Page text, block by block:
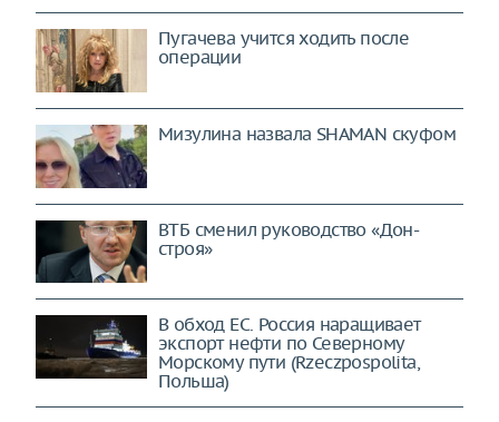
Пугачева учится ходить после
операции
Мизулина назвала SHAMAN скуфом
ВТБ сменил руководство «Дон-
строя»
В обход ЕС. Россия наращивает
экспорт нефти по Северному
Морскому пути (Rzeczpospolita,
Польша)